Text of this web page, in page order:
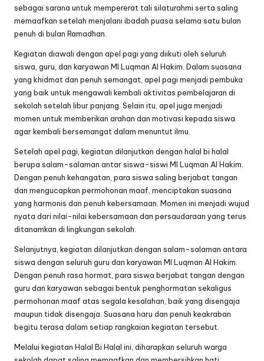
sebagai sarana untuk mempererat tali silaturahmi serta saling
memaafkan setelah menjalani ibadah puasa selama satu bulan
penuh di bulan Ramadhan.
Kegiatan diawali dengan apel pagi yang diikuti oleh seluruh
siswa, guru, dan karyawan MI Luqman Al Hakim. Dalam suasana
yang khidmat dan penuh semangat, apel pagi menjadi pembuka
yang baik untuk mengawali kembali aktivitas pembelajaran di
sekolah setelah libur panjang. Selain itu, apel juga menjadi
momen untuk memberikan arahan dan motivasi kepada siswa
agar kembali bersemangat dalam menuntut ilmu.
Setelah apel pagi, kegiatan dilanjutkan dengan halal bi halal
berupa salam-salaman antar siswa-siswi MI Luqman Al Hakim.
Dengan penuh kehangatan, para siswa saling berjabat tangan
dan mengucapkan permohonan maaf, menciptakan suasana
yang harmonis dan penuh kebersamaan. Momen ini menjadi wujud
nyata dari nilai-nilai kebersamaan dan persaudaraan yang terus
ditanamkan di lingkungan sekolah.
Selanjutnya, kegiatan dilanjutkan dengan salam-salaman antara
siswa dengan seluruh guru dan karyawan MI Luqman Al Hakim.
Dengan penuh rasa hormat, para siswa berjabat tangan dengan
guru dan karyawan sebagai bentuk penghormatan sekaligus
permohonan maaf atas segala kesalahan, baik yang disengaja
maupun tidak disengaja. Suasana haru dan penuh keakraban
begitu terasa dalam setiap rangkaian kegiatan tersebut.
Melalui kegiatan Halal Bi Halal ini, diharapkan seluruh warga